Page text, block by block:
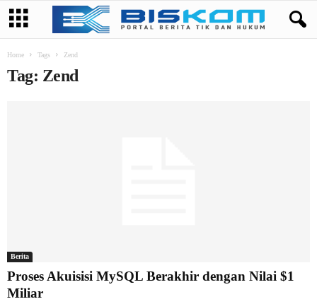
Home Tags Zend
Tag: Zend
Berita
Proses Akuisisi MySQL Berakhir dengan Nilai $1
Miliar